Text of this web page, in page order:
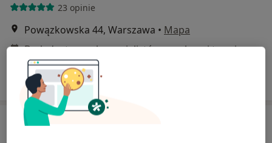
23 opinie
Powązkowska 44, Warszawa • Mapa
Brak dostępnych specjalistów z wolnymi terminami w tym centrum medycznym.
Pokaż profil